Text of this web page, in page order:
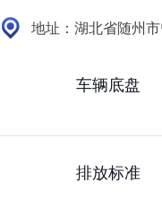
地址：湖北省随州
车辆底盘
排放标准